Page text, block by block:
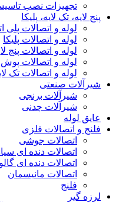
تجهیزات نصب
پنج لایه، تک لایه، پلیکا
لوله و اتصالات پلی
لوله و اتصالات پلیکا
لوله و اتصالات پنج
لوله و اتصالات
لوله و اتصالات تک
شیرآلات صنعتی
شیرآلات برنجی
شیرآلات چدنی
عایق لوله
فلنج و اتصالات فلزی
اتصالات جوشی
اتصالات دنده ای
اتصالات دنده ای
اتصالات مانیسمان
فلنج
لرزه گیر